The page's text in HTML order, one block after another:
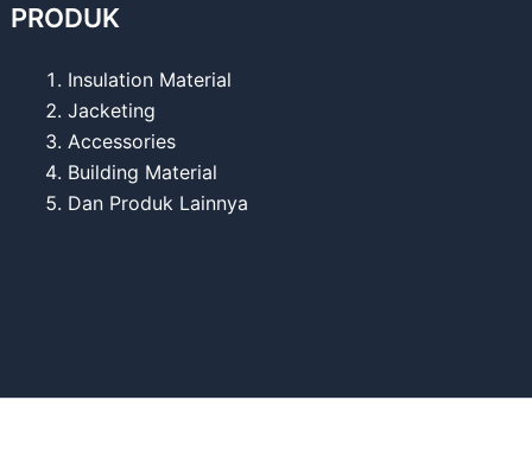
PRODUK
Insulation Material
Jacketing
Accessories
Building Material
Dan Produk Lainnya